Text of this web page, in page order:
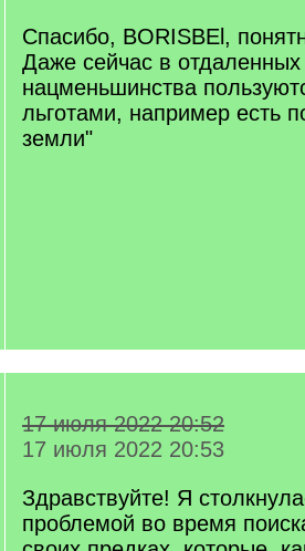
q
]
Спасибо, BORISBEl,
Даже сейчас в отдаленных
нацменьшинства
льготами, например есть
земли"
17 июля 2022 20:52
17 июля 2022 20:53
Здравствуйте! Я
проблемой во время